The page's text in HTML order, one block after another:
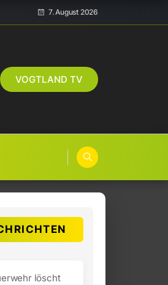
7. August 2026
VOGTLAND TV
löscht